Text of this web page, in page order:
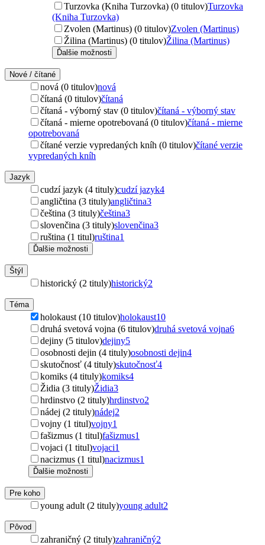
Turzovka (Kniha Turzovka) (0 titulov)Turzovka
(Kniha Turzovka)
Zvolen (Martinus) (0 titulov)Zvolen (Martinus)
Žilina (Martinus) (0 titulov)Žilina (Martinus)
Ďalšie možnosti
Nové / čítané
nová (0 titulov)nová
čítaná (0 titulov)čítaná
čítaná - výborný stav (0 titulov)čítaná - výborný stav
čítaná - mierne opotrebovaná (0 titulov)čítaná - mierne
opotrebovaná
čítané verzie vypredaných kníh (0 titulov)čítané verzie
vypredaných kníh
Jazyk
cudzí jazyk (4 tituly)cudzí jazyk4
angličtina (3 tituly)angličtina3
čeština (3 tituly)čeština3
slovenčina (3 tituly)slovenčina3
ruština (1 titul)ruština1
Ďalšie možnosti
Štýl
historický (2 tituly)historický2
Téma
holokaust (10 titulov)holokaust10
druhá svetová vojna (6 titulov)druhá svetová vojna6
dejiny (5 titulov)dejiny5
osobnosti dejin (4 tituly)osobnosti dejin4
skutočnosť (4 tituly)skutočnosť4
komiks (4 tituly)komiks4
Židia (3 tituly)Židia3
hrdinstvo (2 tituly)hrdinstvo2
nádej (2 tituly)nádej2
vojny (1 titul)vojny1
fašizmus (1 titul)fašizmus1
vojaci (1 titul)vojaci1
nacizmus (1 titul)nacizmus1
Ďalšie možnosti
Pre koho
young adult (2 tituly)young adult2
Pôvod
zahraničný (2 tituly)zahraničný2